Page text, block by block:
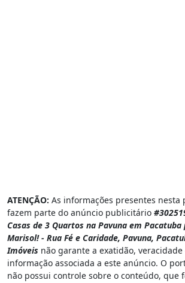
ATENÇÃO: As informações presentes
fazem parte do anúncio publicitário
Casas de 3 Quartos na Pavuna em Pacatuba
Marisol! - Rua Fé e Caridade, Pavuna,
Imóveis não garante a exatidão,
informação associada a este anúncio. O
não possui controle sobre o conteúdo, que